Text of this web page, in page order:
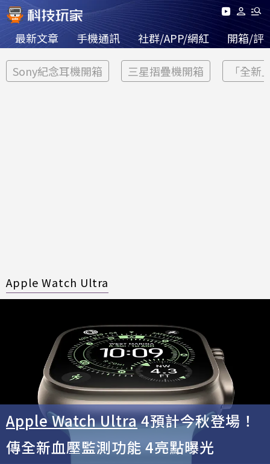
最新文章 手機通訊 社群/APP/網紅 開箱/評
Sony紀念耳機開箱 三星摺疊機開箱 「全新
Apple Watch Ultra
Apple Watch Ultra4預計今秋登場！
傳全新血壓監測功能 4亮點曝光